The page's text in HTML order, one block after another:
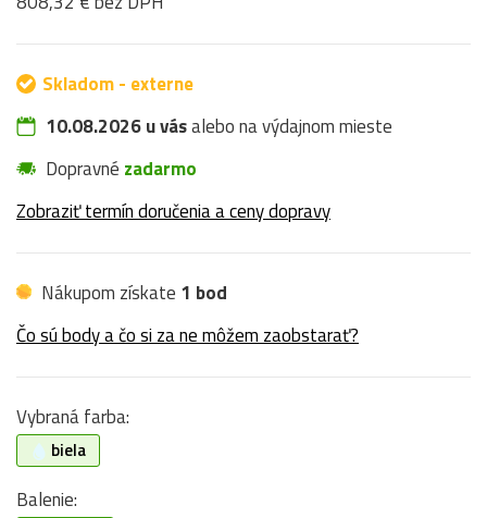
Skladom - externe
10.08.2026 u vásalebo na výdajnom mieste
Dopravné zadarmo
Zobraziť termín doručenia a ceny dopravy
Nákupom získate 1 bod
Čo sú body a čo si za ne môžem zaobstarať?
Vybraná farba:
biela
Balenie: